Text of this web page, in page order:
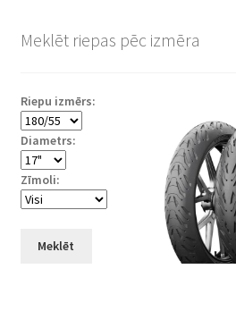
Meklēt riepas pēc izmēra
Riepu izmērs:
Diametrs:
Zīmoli:
Meklēt